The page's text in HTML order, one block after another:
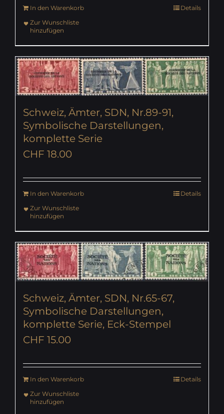
In den Warenkorb
Details
Zur Wunschliste
hinzufügen
Schweiz, Ämter, SDN, Nr.89-91,
Symbolische Darstellungen,
komplette Serie
CHF 18.00
In den Warenkorb
Details
Zur Wunschliste
hinzufügen
Schweiz, Ämter, SDN, Nr.65-67,
Symbolische Darstellungen,
komplette Serie, Eck-Stempel
CHF 15.00
In den Warenkorb
Details
Zur Wunschliste
hinzufügen